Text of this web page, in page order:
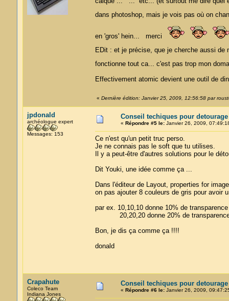
dans photoshop, mais je vois pas où on
en 'gros' hein... merci
EDit : et je précise, que je cherche aussi
fonctionne tout ca... c'est pas trop mon
Effectivement atomic devient une outil de
« Dernière édition: Janvier 25, 2009, 12:56:58 par
jpdonald
archéologue expert
Messages: 153
Conseil techiques pour detourage
« Répondre #5 le:Janvier 26, 2009,
Ce n'est qu'un petit truc perso.
Je ne connais pas le soft que tu utilises.
Il y a peut-être d'autres solutions pour le
Dit Youki, une idée comme ça ...
Dans l'éditeur de Layout, properties for
on pas ajouter 8 couleurs de gris pour avoir
par ex. 10,10,10 donne 10% de transparence
20,20,20 donne 20% de
Bon, je dis ça comme ça !!!!
donald
Crapahute
Coleco Team
Indiana Jones
Conseil techiques pour detourage
« Répondre #6 le:Janvier 26, 2009,